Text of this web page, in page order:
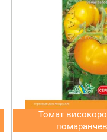
Томат